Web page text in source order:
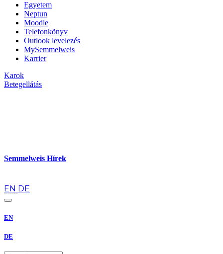
Egyetem
Neptun
Moodle
Telefonkönyv
Outlook levelezés
MySemmelweis
Karrier
Karok
Betegellátás
Semmelweis Hírek
EN DE
EN
DE